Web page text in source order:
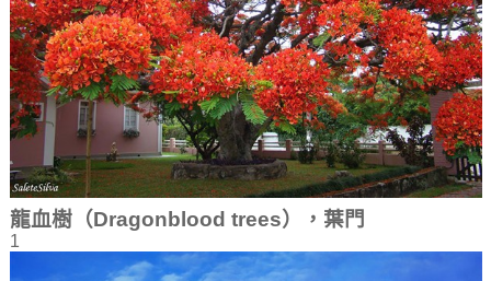
龍血樹（Dragonblood trees），葉門
1